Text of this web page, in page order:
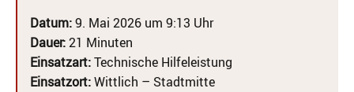
Datum:9. Mai 2026 um 9:13 Uhr
Dauer:21 Minuten
Einsatzart:Technische Hilfeleistung
Einsatzort:Wittlich – Stadtmitte